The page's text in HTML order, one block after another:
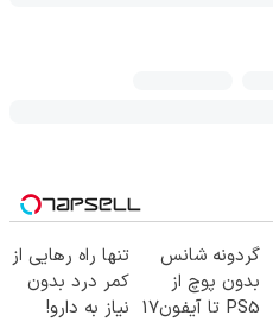
گردونه شانس
بدون پوچ از
PS5 تا آیفون17
تنها راه رهایی از
کمر درد بدون
نیاز به دارو!